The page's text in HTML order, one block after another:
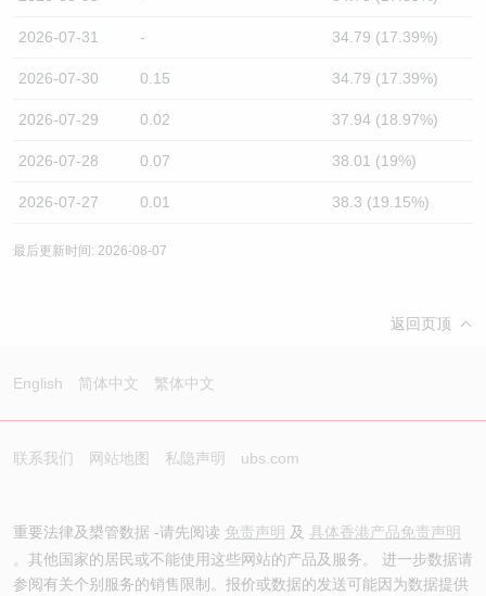
2026-07-31 - 34.79 (17.39%)
2026-07-30 0.15 34.79 (17.39%)
2026-07-29 0.02 37.94 (18.97%)
2026-07-28 0.07 38.01 (19%)
2026-07-27 0.01 38.3 (19.15%)
最后更新时间: 2026-08-07
返回页顶
English 简体中文 繁体中文
联系我们 网站地图 私隐声明 ubs.com
重要法律及槼管数据 -请先阅读 免责声明 及 具体香港产品免责声明
。其他国家的居民或不能使用这些网站的产品及服务。 进一步数据请
参阅有关个别服务的销售限制。报价或数据的发送可能因为数据提供